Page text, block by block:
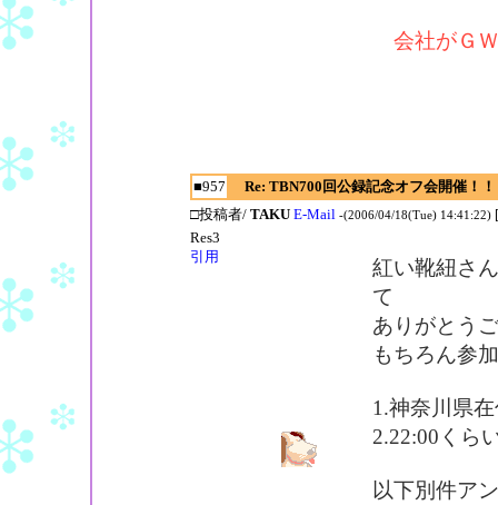
会社がＧＷ
■957 Re: TBN700回公録記念オフ会開催！！
□投稿者/ TAKU E-Mail -(2006/04/18(Tue) 14:41:22)
Res3
引用
紅い靴紐さ
て
ありがとう
もちろん参
1.神奈川県
2.22:00くら
以下別件ア